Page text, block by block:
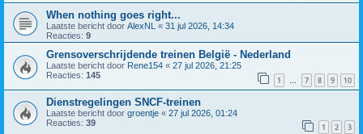
When nothing goes right...
Laatste bericht door AlexNL « 31 jul 2026, 14:34
Reacties: 9
Grensoverschrijdende treinen België - Nederland
Laatste bericht door Rene154 « 27 jul 2026, 21:25
Reacties: 145 1 … 7 8 9 10
Dienstregelingen SNCF-treinen
Laatste bericht door groentje « 27 jul 2026, 01:24
Reacties: 39 1 2 3